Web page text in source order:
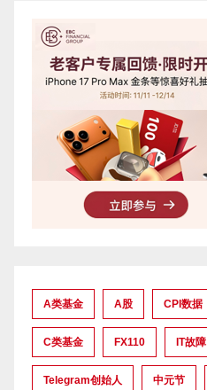
A类基金 A股 CPI数据
C类基金 FX110 IT故障
Telegram创始人 中元节